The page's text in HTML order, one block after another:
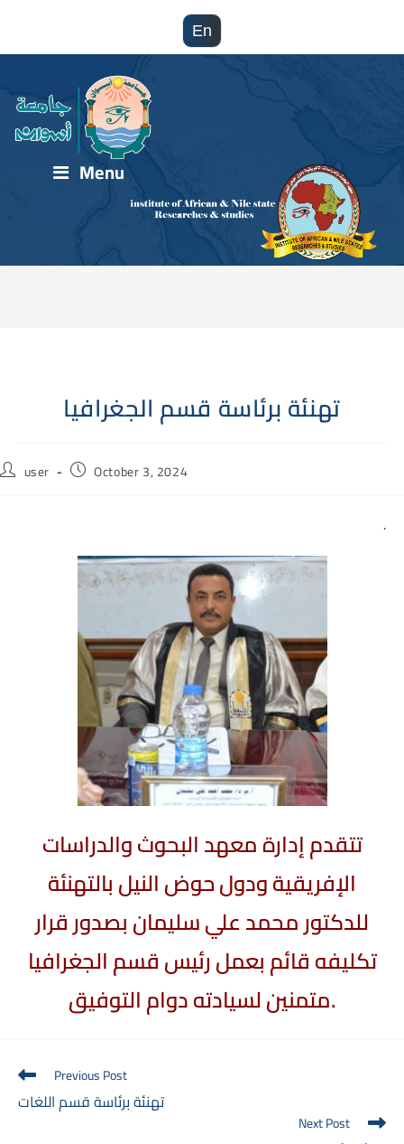
En
Menu
تهنئة برئاسة قسم الجغرافيا
Postuser PostOctober 3, 2024
.
تتقدم إدارة معهد البحوث والدراسات
الإفريقية ودول حوض النيل بالتهنئة
للدكتور محمد علي سليمان بصدور قرار
تكليفه قائم بعمل رئيس قسم الجغرافيا
متمنين لسيادته دوام التوفيق.
Read
more
articles
Previous Post
تهنئة برئاسة قسم اللغات
Next Post